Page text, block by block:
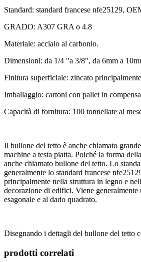
Standard: standard francese nfe25129,
GRADO: A307 GRA o 4.8
Materiale: acciaio al carbonio.
Dimensioni: da 1/4 "a 3/8", da 6mm a
Finitura superficiale: zincato principalmente
Imballaggio: cartoni con pallet in
Capacità di fornitura: 100 tonnellate al
Il bullone del tetto è anche chiamato
machine a testa piatta. Poiché la forma
anche chiamato bullone del tetto. Lo
generalmente lo standard francese
principalmente nella struttura in legno e
decorazione di edifici. Viene
esagonale e al dado quadrato.
Disegnando i dettagli del bullone del tetto
prodotti correlati